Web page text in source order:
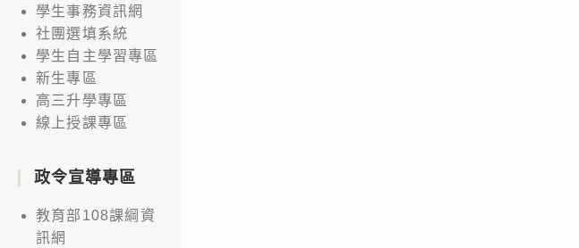
學生事務資訊網
社團選填系統
學生自主學習專區
新生專區
高三升學專區
線上授課專區
政令宣導專區
教育部108課綱資
訊網